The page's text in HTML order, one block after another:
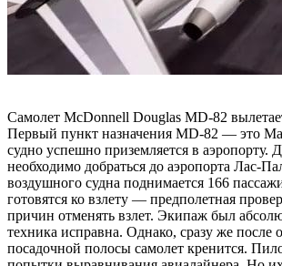
Самолет McDonnell Douglas MD-82
Первый пункт назначения MD-82 — это
судно успешно приземляется в аэропорту.
необходимо добраться до аэропорта Лас-
воздушного судна поднимается 166
готовятся ко взлету — предполетная
причин отменять взлет. Экипаж был
техника исправна. Однако, сразу же после
посадочной полосы самолет кренится.